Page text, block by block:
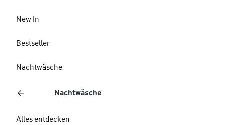
New In
Bestseller
Nachtwäsche
Nachtwäsche
Alles entdecken